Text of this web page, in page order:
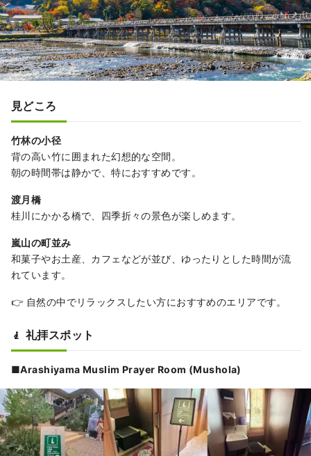
見どころ
竹林の小径
背の高い竹に囲まれた幻想的な空間。
朝の時間帯は静かで、特におすすめです。
渡月橋
桂川にかかる橋で、四季折々の景色が楽しめます。
嵐山の町並み
和菓子やお土産、カフェなどが並び、ゆったりとした時間が流
れています。
👉 自然の中でリラックスしたい方におすすめのエリアです。
🧎 礼拝スポット
■Arashiyama Muslim Prayer Room (Mushola)